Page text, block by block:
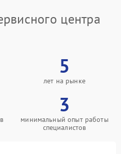
центра
5
лет на рынке
3
минимальный опыт работы
специалистов